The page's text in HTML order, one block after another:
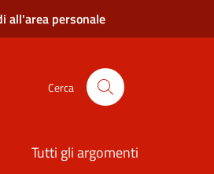
all'area personale
Cerca
Tutti gli argomenti